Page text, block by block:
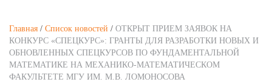
Главная / Список новостей / ОТКРЫТ ПРИЕМ ЗАЯВОК НА
КОНКУРС «СПЕЦКУРС»: ГРАНТЫ ДЛЯ РАЗРАБОТКИ НОВЫХ И
ОБНОВЛЕННЫХ СПЕЦКУРСОВ ПО ФУНДАМЕНТАЛЬНОЙ
МАТЕМАТИКЕ НА МЕХАНИКО-МАТЕМАТИЧЕСКОМ
ФАКУЛЬТЕТЕ МГУ ИМ. М.В. ЛОМОНОСОВА